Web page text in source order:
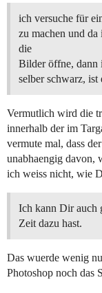
ich versuche für
zu machen und
die
Bilder öffne, dann
selber schwarz,
Vermutlich wird die
innerhalb der im
vermute mal, dass
unabhaengig davon,
ich weiss nicht, wie
Ich kann Dir auch
Zeit dazu hast.
Das wuerde wenig
Photoshop noch das